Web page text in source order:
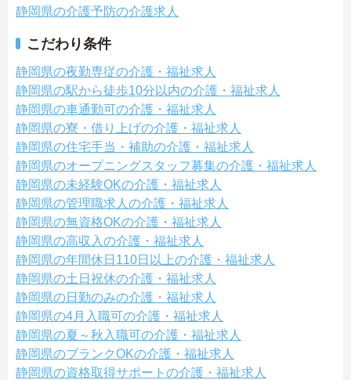
静岡県の介護予防の介護求人
こだわり条件
静岡県の夜勤専従の介護・福祉求人
静岡県の駅から徒歩10分以内の介護・福祉求人
静岡県の車通勤可の介護・福祉求人
静岡県の寮・借り上げの介護・福祉求人
静岡県の住宅手当・補助の介護・福祉求人
静岡県のオープニングスタッフ募集の介護・福祉求人
静岡県の未経験OKの介護・福祉求人
静岡県の管理職求人の介護・福祉求人
静岡県の無資格OKの介護・福祉求人
静岡県の高収入の介護・福祉求人
静岡県の年間休日110日以上の介護・福祉求人
静岡県の土日祝休の介護・福祉求人
静岡県の日勤のみの介護・福祉求人
静岡県の4月入職可の介護・福祉求人
静岡県の夏～秋入職可の介護・福祉求人
静岡県のブランクOKの介護・福祉求人
静岡県の資格取得サポートの介護・福祉求人